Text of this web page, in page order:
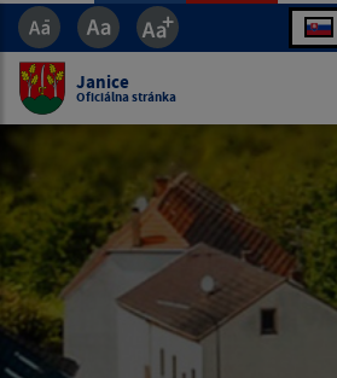
Janice
Oficiálna stránka